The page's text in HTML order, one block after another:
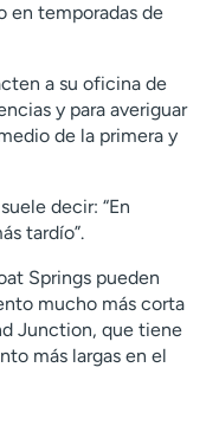
en temporadas de
a su oficina de
y para averiguar
de la primera y
decir: “En
tardío”.
Springs pueden
mucho más corta
Junction, que tiene
más largas en el